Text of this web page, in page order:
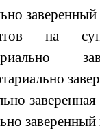
заверенный
на
заверенный